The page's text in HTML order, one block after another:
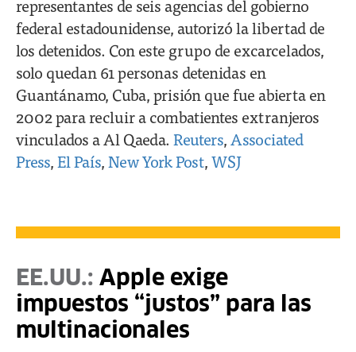
representantes de seis agencias del gobierno
federal estadounidense, autorizó la libertad de
los detenidos. Con este grupo de excarcelados,
solo quedan 61 personas detenidas en
Guantánamo, Cuba, prisión que fue abierta en
2002 para recluir a combatientes extranjeros
vinculados a Al Qaeda. Reuters, Associated
Press,El País,New York Post,WSJ
EE.UU.: Apple exige
impuestos “justos” para las
multinacionales